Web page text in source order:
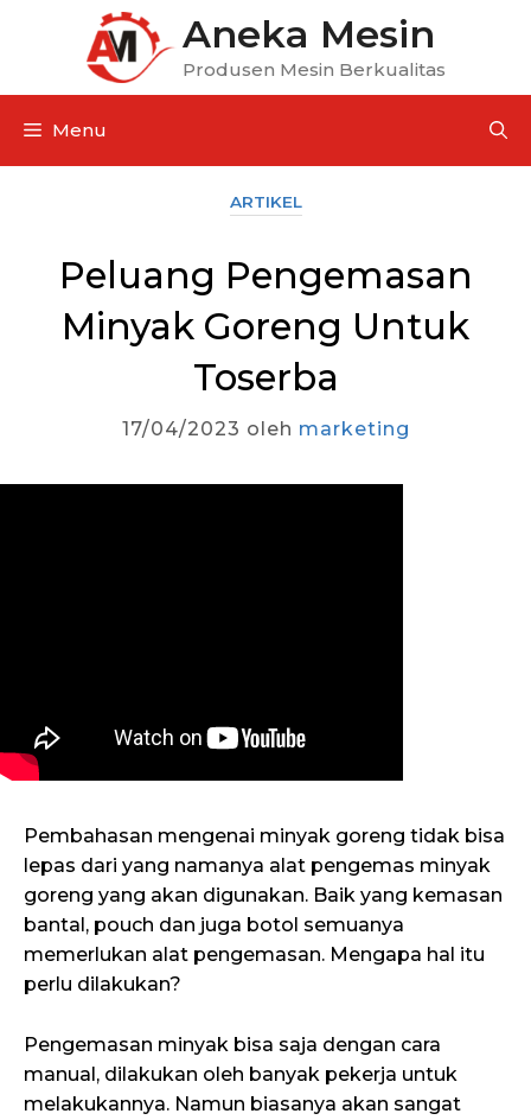
Aneka Mesin
Produsen Mesin Berkualitas
Menu
ARTIKEL
Peluang Pengemasan
Minyak Goreng Untuk
Toserba
17/04/2023 oleh marketing
Pembahasan mengenai minyak goreng tidak bisa
lepas dari yang namanya alat pengemas minyak
goreng yang akan digunakan. Baik yang kemasan
bantal, pouch dan juga botol semuanya
memerlukan alat pengemasan. Mengapa hal itu
perlu dilakukan?
Pengemasan minyak bisa saja dengan cara
manual, dilakukan oleh banyak pekerja untuk
melakukannya. Namun biasanya akan sangat